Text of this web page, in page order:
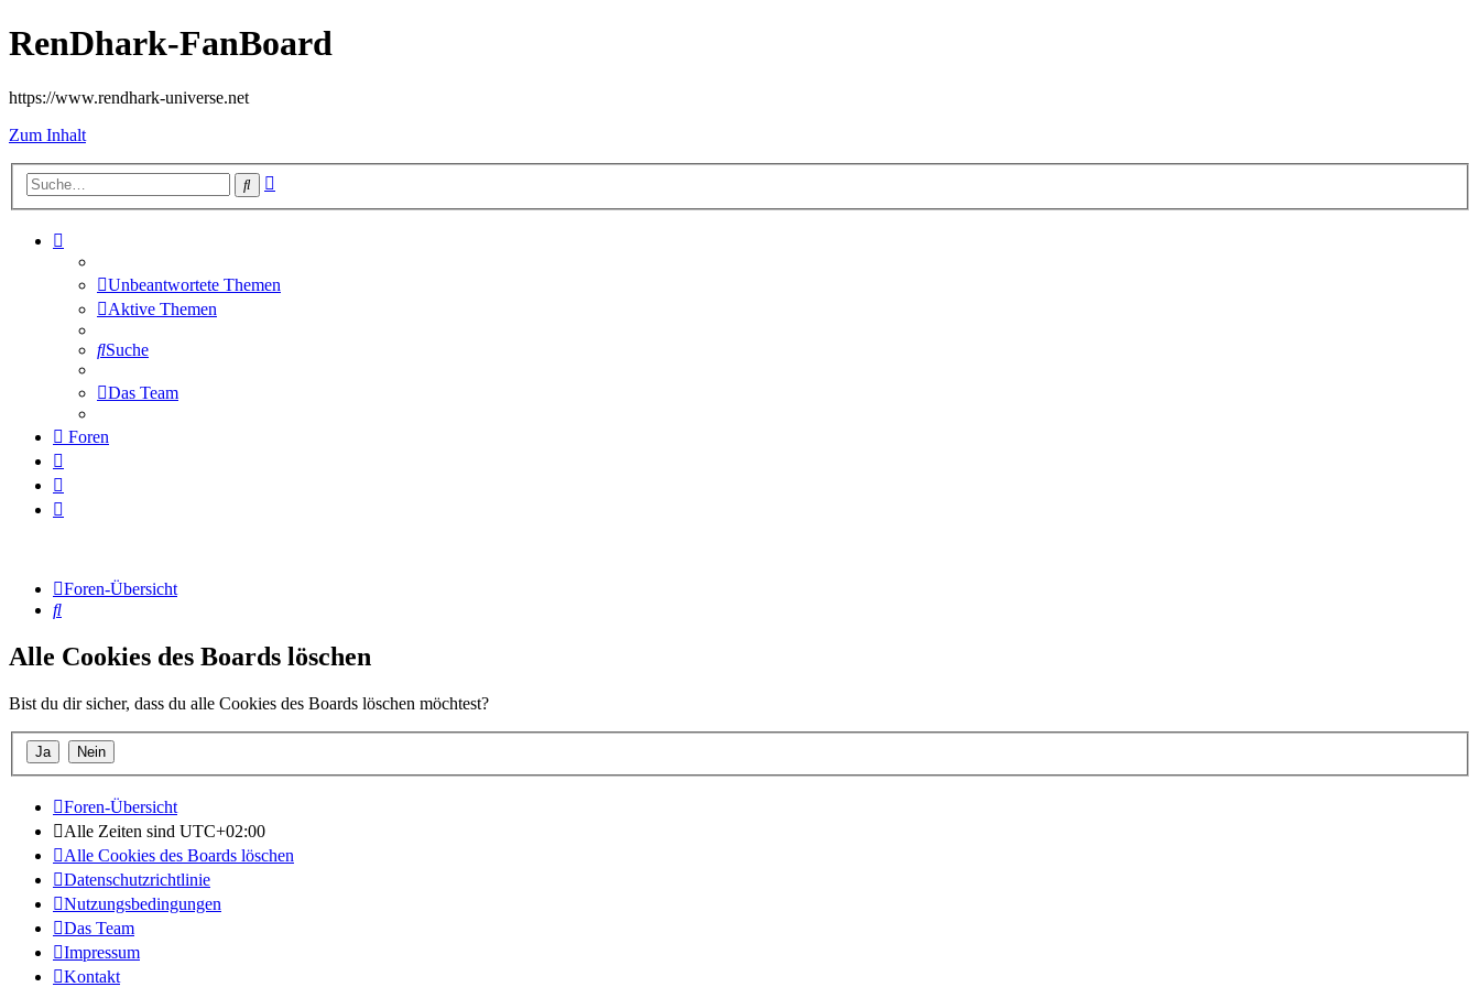
RenDhark-FanBoard
https://www.rendhark-universe.net
Zum Inhalt
Suche
Unbeantwortete Themen
Aktive Themen
Suche
Das Team
Foren
Foren-Übersicht
Suche
Alle Cookies des Boards löschen
Bist du dir sicher, dass du alle Cookies des Boards löschen möchtest?
Foren-Übersicht
Alle Zeiten sind UTC+02:00
Alle Cookies des Boards löschen
Datenschutzrichtlinie
Nutzungsbedingungen
Das Team
Impressum
Kontakt